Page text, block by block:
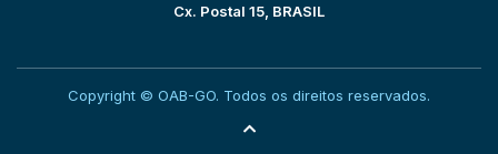
Cx. Postal 15, BRASIL
Copyright © OAB-GO. Todos os direitos reservados.